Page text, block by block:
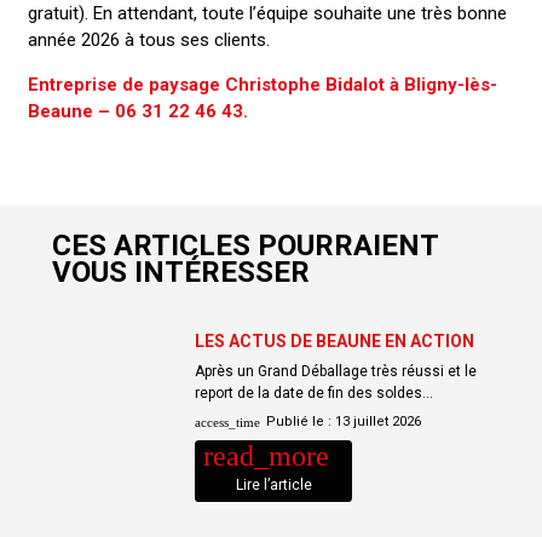
gratuit). En attendant, toute l’équipe souhaite une très bonne
année 2026 à tous ses clients.
Entreprise de paysage Christophe Bidalot à Bligny-lès-
Beaune – 06 31 22 46 43.
CES ARTICLES POURRAIENT
VOUS INTÉRESSER
LES ACTUS DE BEAUNE EN ACTION
Après un Grand Déballage très réussi et le
report de la date de fin des soldes…
access_time Publié le : 13 juillet 2026
read_more
Lire l’article